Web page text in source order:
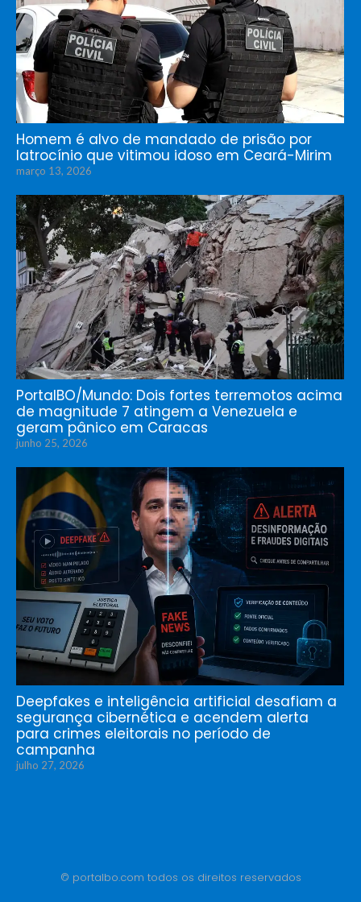
Homem é alvo de mandado de prisão por
latrocínio que vitimou idoso em Ceará-Mirim
março 13, 2026
PortalBO/Mundo: Dois fortes terremotos acima
de magnitude 7 atingem a Venezuela e
geram pânico em Caracas
junho 25, 2026
Deepfakes e inteligência artificial desafiam a
segurança cibernética e acendem alerta
para crimes eleitorais no período de
campanha
julho 27, 2026
© portalbo.com todos os direitos reservados